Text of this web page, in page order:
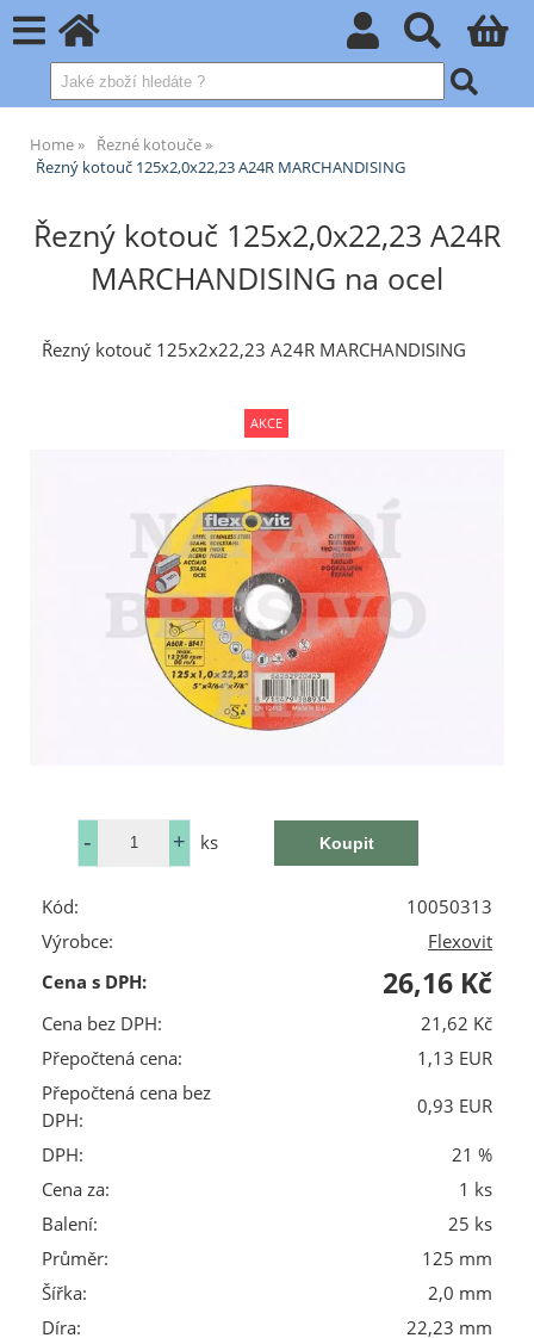
Home
Řezné kotouče
Řezný kotouč 125x2,0x22,23 A24R MARCHANDISING
Řezný kotouč 125x2,0x22,23 A24R
MARCHANDISING na ocel
Řezný kotouč 125x2x22,23 A24R MARCHANDISING
ks
Kód:
10050313
Výrobce:
Flexovit
Cena s DPH:
26,16 Kč
Cena bez DPH:
21,62 Kč
Přepočtená cena:
1,13 EUR
Přepočtená cena bez
DPH:
0,93 EUR
DPH:
21 %
Cena za:
1 ks
Balení:
25 ks
Průměr:
125 mm
Šířka:
2,0 mm
Díra:
22,23 mm